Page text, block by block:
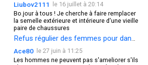
Liubov2111
le 16 juillet à 20:14
Bo.jour à tous ! Je cherche à faire remplacer
la semelle extérieure et intérieure d'une vieille
paire de chaussures
Refus régulier des femmes pour danser
Ace80
le 27 juin à 11:25
Les hommes ne peuvent pas s'ameliorer s'ils